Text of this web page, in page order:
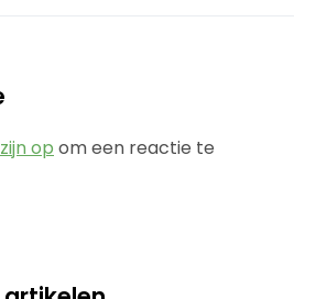
op om een reactie te